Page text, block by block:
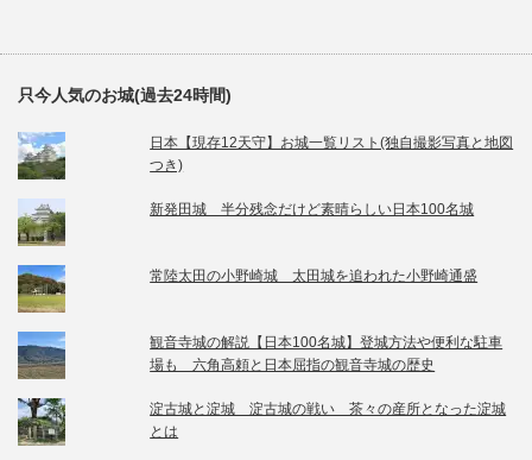
只今人気のお城(過去24時間)
日本【現存12天守】お城一覧リスト(独自撮影写真と地図
つき)
新発田城 半分残念だけど素晴らしい日本100名城
常陸太田の小野崎城 太田城を追われた小野崎通盛
観音寺城の解説【日本100名城】登城方法や便利な駐車
場も 六角高頼と日本屈指の観音寺城の歴史
淀古城と淀城 淀古城の戦い 茶々の産所となった淀城
とは